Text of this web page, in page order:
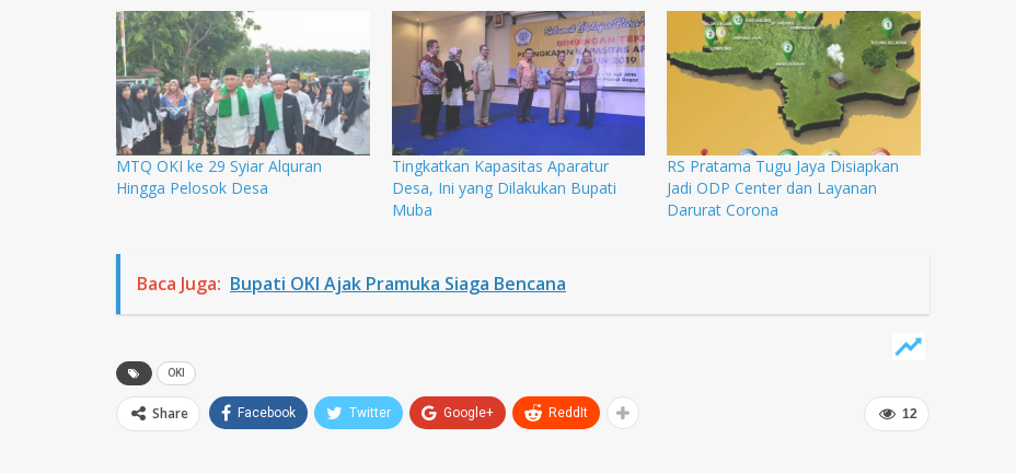
MTQ OKI ke 29 Syiar Alquran
Hingga Pelosok Desa
Tingkatkan Kapasitas Aparatur
Desa, Ini yang Dilakukan Bupati
Muba
RS Pratama Tugu Jaya Disiapkan
Jadi ODP Center dan Layanan
Darurat Corona
Baca Juga: Bupati OKI Ajak Pramuka Siaga Bencana
OKI
12
Share Facebook Twitter Google+ ReddIt